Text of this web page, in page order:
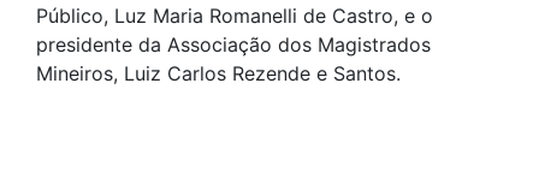
Público, Luz Maria Romanelli de Castro, e o
presidente da Associação dos Magistrados
Mineiros, Luiz Carlos Rezende e Santos.